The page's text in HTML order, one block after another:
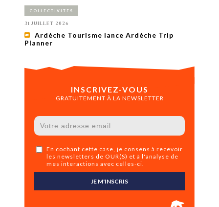
COLLECTIVITÉS
31 JUILLET 2026
Ardèche Tourisme lance Ardèche Trip
Planner
INSCRIVEZ-VOUS
GRATUITEMENT À LA NEWSLETTER
En cochant cette case, je consens à recevoir
les newsletters de OUR(S) et à l'analyse de
mes interactions avec celles-ci.
JE M'INSCRIS